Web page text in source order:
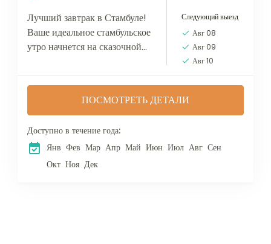
Лучший завтрак в Стамбуле!
Ваше идеальное стамбульское
утро начнется на сказочной
просторы Босфора еще в 70-х
годах, а затем была
отреставрирована и...
Следующий выезд
Авг 08
Авг 09
Авг 10
ПОСМОТРЕТЬ ДЕТАЛИ
Доступно в течение года:
Янв Фев Мар Апр Май Июн Июл Авг Сен
Окт Ноя Дек